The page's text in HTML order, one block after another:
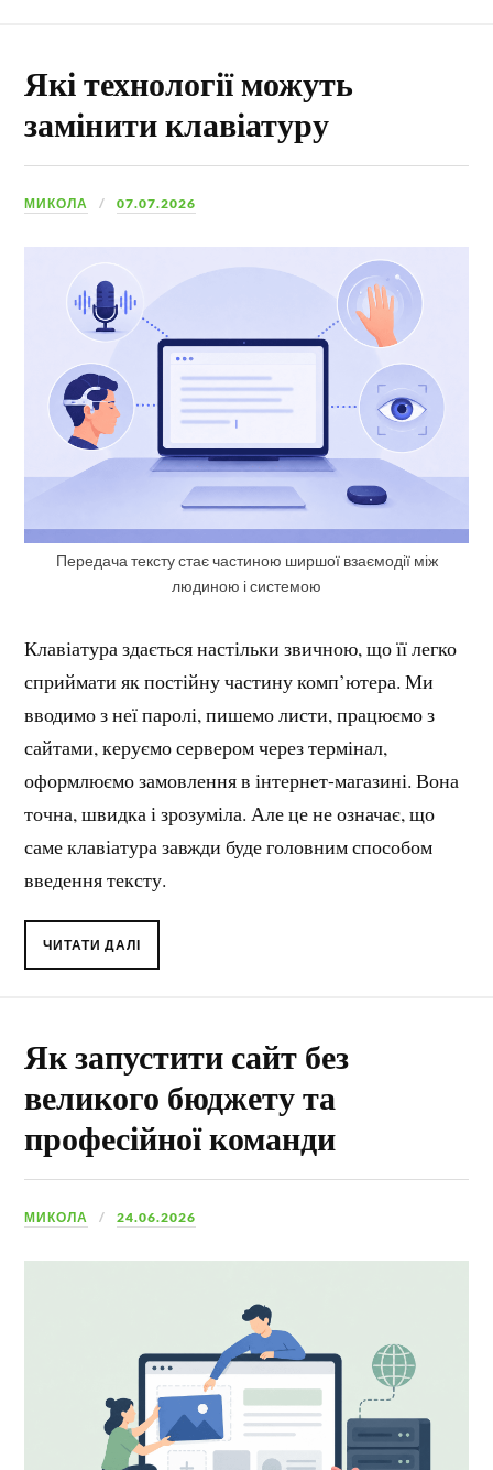
Які технології можуть
замінити клавіатуру
МИКОЛА 07.07.2026
Передача тексту стає частиною ширшої взаємодії між
людиною і системою
Клавіатура здається настільки звичною, що її легко
сприймати як постійну частину комп’ютера. Ми
вводимо з неї паролі, пишемо листи, працюємо з
сайтами, керуємо сервером через термінал,
оформлюємо замовлення в інтернет-магазині. Вона
точна, швидка і зрозуміла. Але це не означає, що
саме клавіатура завжди буде головним способом
введення тексту.
ЧИТАТИ ДАЛІ
Як запустити сайт без
великого бюджету та
професійної команди
МИКОЛА 24.06.2026